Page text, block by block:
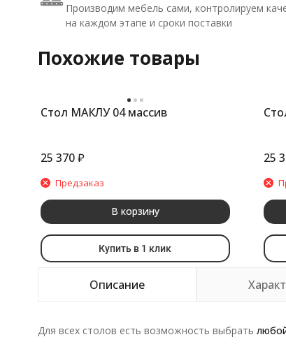
Производим мебель сами, контролируем
на каждом этапе и сроки поставки
Похожие товары
Стол МАКЛУ 04 массив
25 370 ₽
Предзаказ
В корзину
Купить в 1 клик
25
Описание
Для всех столов есть возможность выбрать